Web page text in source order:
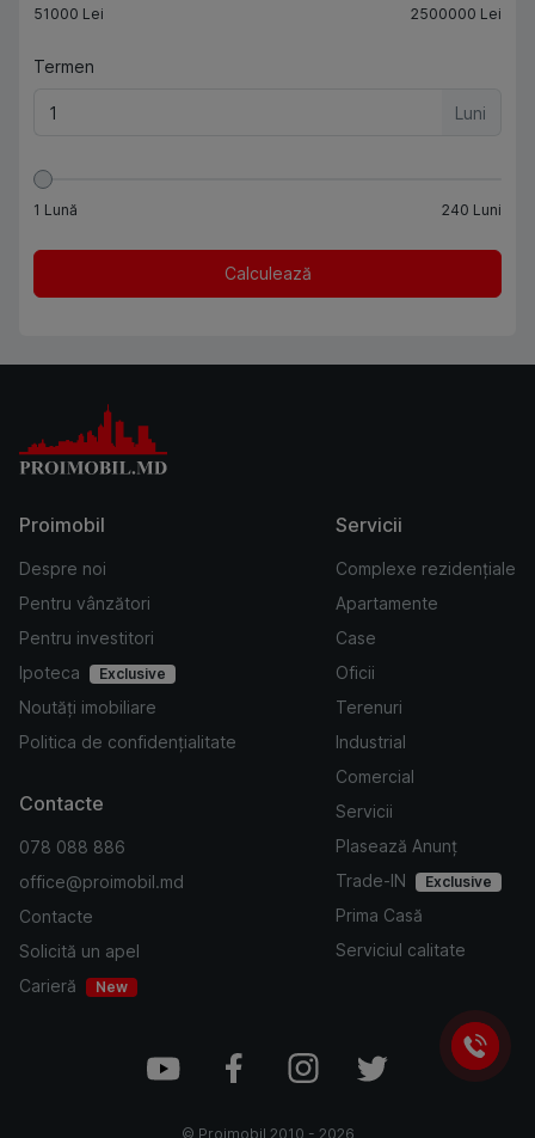
51000 Lei 2500000 Lei
Termen
Luni
1 Lună 240 Luni
Calculează
Proimobil
Despre noi
Pentru vânzători
Pentru investitori
Ipoteca
Exclusive
Noutăți imobiliare
Politica de confidențialitate
Servicii
Complexe rezidențiale
Apartamente
Case
Oficii
Terenuri
Industrial
Comercial
Servicii
Plasează Anunț
Trade-IN
Exclusive
Prima Casă
Serviciul calitate
Contacte
078 088 886
office@proimobil.md
Contacte
Solicită un apel
Carieră
New
© Proimobil 2010 - 2026